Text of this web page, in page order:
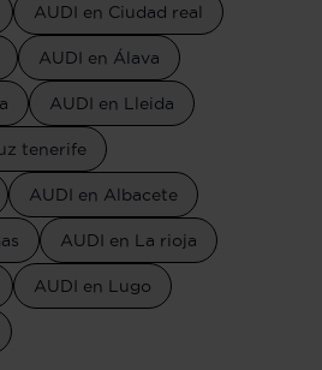
AUDI en Ciudad real
AUDI en Álava
AUDI en Lleida
tenerife
AUDI en Albacete
AUDI en La rioja
AUDI en Lugo